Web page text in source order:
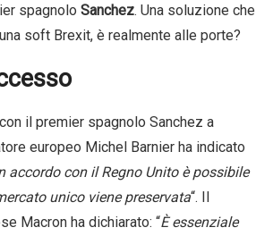
spagnolo Sanchez. Una soluzione che
soft Brexit, è realmente alle porte?
il premier spagnolo Sanchez a
europeo Michel Barnier ha indicato
accordo con il Regno Unito è possibile
unico viene preservata“. Il
Macron ha dichiarato: “È essenziale